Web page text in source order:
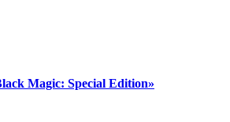
Magic: Special Edition»